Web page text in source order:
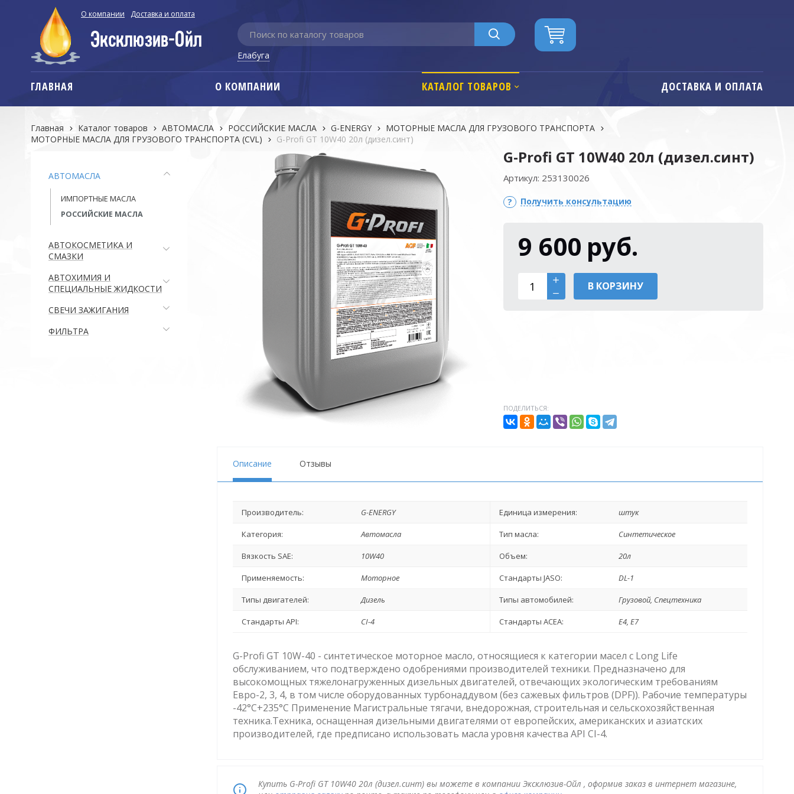
О компании Доставка и оплата
Елабуга
ГЛАВНАЯ О КОМПАНИИ КАТАЛОГ ТОВАРОВ ДОСТАВКА И ОПЛАТА
Главная Каталог товаров АВТОМАСЛА РОССИЙСКИЕ МАСЛА G-ENERGY
МОТОРНЫЕ МАСЛА ДЛЯ ГРУЗОВОГО ТРАНСПОРТА
МОТОРНЫЕ МАСЛА ДЛЯ ГРУЗОВОГО ТРАНСПОРТА (CVL)
G-Profi GT 10W40 20л (дизел.синт)
АВТОМАСЛА
ИМПОРТНЫЕ МАСЛА
РОССИЙСКИЕ МАСЛА
АВТОКОСМЕТИКА И
СМАЗКИ
АВТОХИМИЯ И
СПЕЦИАЛЬНЫЕ ЖИДКОСТИ
СВЕЧИ ЗАЖИГАНИЯ
ФИЛЬТРА
G-Profi GT 10W40 20л (дизел.синт)
Артикул: 253130026
Получить консультацию
9 600 руб.
В КОРЗИНУ
ПОДЕЛИТЬСЯ:
Описание Отзывы
Производитель: G-ENERGY Единица измерения: штук
Категория: Автомасла Тип масла: Синтетическое
Вязкость SAE: 10W40 Объем: 20л
Применяемость: Моторное Стандарты JASO: DL-1
Типы двигателей: Дизель Типы автомобилей: Грузовой, Спецтехника
Стандарты API: CI-4 Стандарты ACEA: E4, E7
G-Profi GT 10W-40 - синтетическое моторное масло, относящиеся к категории масел с Long Life
обслуживанием, что подтверждено одобрениями производителей техники. Предназначено для
высокомощных тяжелонагруженных дизельных двигателей, отвечающих экологическим требованиям
Евро-2, 3, 4, в том числе оборудованных турбонаддувом (без сажевых фильтров (DPF)). Рабочие температуры
-42°C+235°C Применение Магистральные тягачи, внедорожная, строительная и сельскохозяйственная
техника.Техника, оснащенная дизельными двигателями от европейских, американских и азиатских
производителей, где предписано использовать масла уровня качества API CI-4.
Купить G-Profi GT 10W40 20л (дизел.синт) вы можете в компании Эксклюзив-Ойл , оформив заказ в интернет магазине,